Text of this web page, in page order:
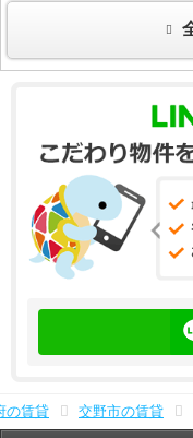
の賃貸 交野市の賃貸